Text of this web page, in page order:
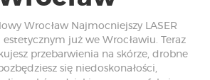
Wrocław Najmocniejszy LASER
estetycznym już we Wrocławiu. Teraz
przebarwienia na skórze, drobne
się niedoskonałości,